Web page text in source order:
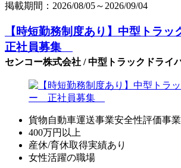
掲載期間：2026/08/05～2026/09/04
【時短勤務制度あり】中型トラ
正社員募集
センコー株式会社 / 中型トラックドライ
貨物自動車運送事業安全性評価事業
400万円以上
産休/育休取得実績あり
女性活躍の職場